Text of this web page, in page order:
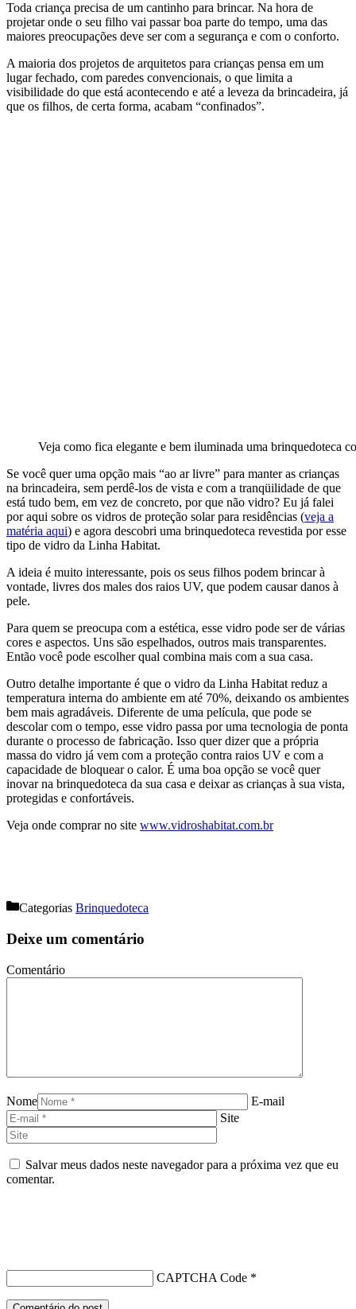
Toda criança precisa de um cantinho para brincar. Na hora de
projetar onde o seu filho vai passar boa parte do tempo, uma das
maiores preocupações deve ser com a segurança e com o conforto.
A maioria dos projetos de arquitetos para crianças pensa em um
lugar fechado, com paredes convencionais, o que limita a
visibilidade do que está acontecendo e até a leveza da brincadeira, já
que os filhos, de certa forma, acabam “confinados”.
Veja como fica elegante e bem iluminada uma brinquedoteca
Se você quer uma opção mais “ao ar livre” para manter as crianças
na brincadeira, sem perdê-los de vista e com a tranqüilidade de que
está tudo bem, em vez de concreto, por que não vidro? Eu já falei
por aqui sobre os vidros de proteção solar para residências (veja a
matéria aqui) e agora descobri uma brinquedoteca revestida por esse
tipo de vidro da Linha Habitat.
A ideia é muito interessante, pois os seus filhos podem brincar à
vontade, livres dos males dos raios UV, que podem causar danos à
pele.
Para quem se preocupa com a estética, esse vidro pode ser de várias
cores e aspectos. Uns são espelhados, outros mais transparentes.
Então você pode escolher qual combina mais com a sua casa.
Outro detalhe importante é que o vidro da Linha Habitat reduz a
temperatura interna do ambiente em até 70%, deixando os ambientes
bem mais agradáveis. Diferente de uma película, que pode se
descolar com o tempo, esse vidro passa por uma tecnologia de ponta
durante o processo de fabricação. Isso quer dizer que a própria
massa do vidro já vem com a proteção contra raios UV e com a
capacidade de bloquear o calor. É uma boa opção se você quer
inovar na brinquedoteca da sua casa e deixar as crianças à sua vista,
protegidas e confortáveis.
Veja onde comprar no site www.vidroshabitat.com.br
Categorias Brinquedoteca
Deixe um comentário
Comentário
Nome
E-mail
Site
Salvar meus dados neste navegador para a próxima vez que eu
comentar.
CAPTCHA Code *